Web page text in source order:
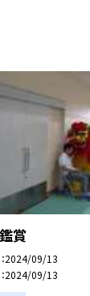
賞
2024/09/13
2024/09/13